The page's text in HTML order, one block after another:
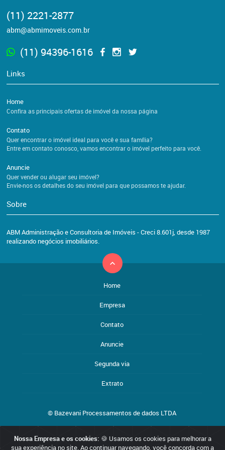
(11) 2221-2877
abm@abmimoveis.com.br
(11) 94396-1616
Links
Home
Confira as principais ofertas de imóvel da nossa página
Contato
Quer encontrar o imóvel ideal para você e sua família?
Entre em contato conosco, vamos encontrar o imóvel perfeito para você.
Anuncie
Quer vender ou alugar seu imóvel?
Envie-nos os detalhes do seu imóvel para que possamos te ajudar.
Sobre
ABM Administração e Consultoria de Imóveis - Creci 8.601j, desde 1987
realizando negócios imobiliários.
Home
Empresa
Contato
Anuncie
Segunda via
Extrato
© Bazevani Processamentos de dados LTDA
Reservamo-nos o direito de qualquer erro de digitação, assim como
Nossa Empresa e os cookies: 🍪 Usamos os cookies para melhorar a
sua experiência no site. Ao continuar navegando, você concorda com a